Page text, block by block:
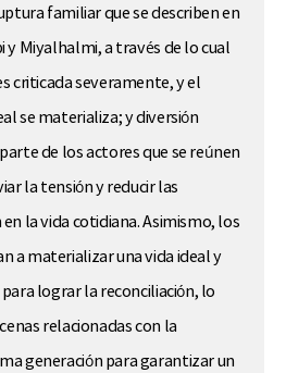
familiar que se describen en
y Miyalhalmi, a través de lo cual
criticada severamente, y el
se materializa; y diversión
de los actores que se reúnen
la tensión y reducir las
la vida cotidiana. Asimismo, los
a materializar una vida ideal y
lograr la reconciliación, lo
relacionadas con la
generación para garantizar un